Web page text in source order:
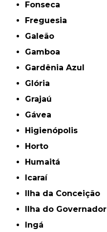
Fonseca
Freguesia
Galeão
Gamboa
Gardênia Azul
Glória
Grajaú
Gávea
Higienópolis
Horto
Humaitá
Icaraí
Ilha da Conceição
Ilha do Governador
Ingá